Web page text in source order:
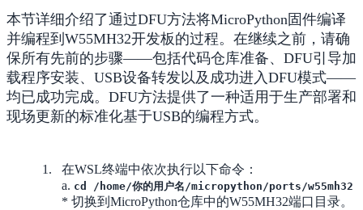
本节详细介绍了通过DFU方法将MicroPython固件编译
并编程到W55MH32开发板的过程。在继续之前，请确
保所有先前的步骤——包括代码仓库准备、DFU引导加
载程序安装、USB设备转发以及成功进入DFU模式——
均已成功完成。DFU方法提供了一种适用于生产部署和
现场更新的标准化基于USB的编程方式。
在WSL终端中依次执行以下命令：
a. cd /home/你的用户名/micropython/ports/w55mh32
* 切换到MicroPython仓库中的W55MH32端口目录。